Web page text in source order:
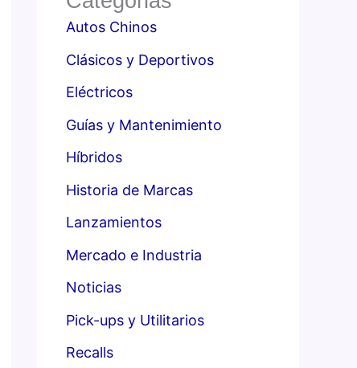
Autos Chinos
Clásicos y Deportivos
Eléctricos
Guías y Mantenimiento
Híbridos
Historia de Marcas
Lanzamientos
Mercado e Industria
Noticias
Pick-ups y Utilitarios
Recalls